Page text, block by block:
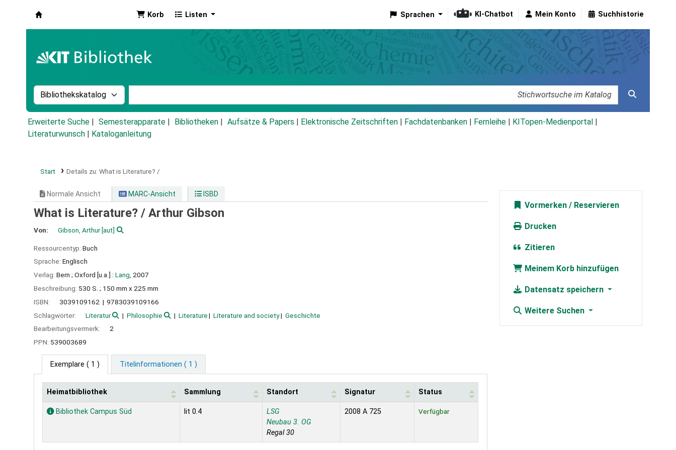
Korb Listen Sprachen KI-Chatbot Mein Konto Suchhistorie
Suche im Katalog nach:
Erweiterte Suche Semesterapparate Bibliotheken Aufsätze & Papers Elektronische Zeitschriften Fachdatenbanken Fernleihe KITopen-Medienportal
Literaturwunsch
Kataloganleitung
Start Details zu: What is Literature? /
Normale Ansicht MARC-Ansicht ISBD
What is Literature? / Arthur Gibson
Von: Gibson, Arthur[aut]
Ressourcentyp: Buch
Sprache: Englisch
Verlag: Bern ; Oxford [u.a.] : Lang, 2007
Beschreibung: 530 S. ; 150 mm x 225 mm
ISBN:
3039109162
9783039109166
Schlagwörter:
Literatur Philosophie Literature Literature and society
Geschichte
Bearbeitungsvermerk:
2
PPN: 539003689
Exemplare ( 1 ) Titelinformationen ( 1 )
Exemplare
Heimatbibliothek Sammlung Standort Signatur Status
Bibliothek Campus Süd lit 0.4
LSG
Neubau 3. OG
Regal 30
2008 A 725 Verfügbar
Vormerken
Drucken
Zitieren
Meinem Korb hinzufügen
Datensatz speichern
Weitere Suchen